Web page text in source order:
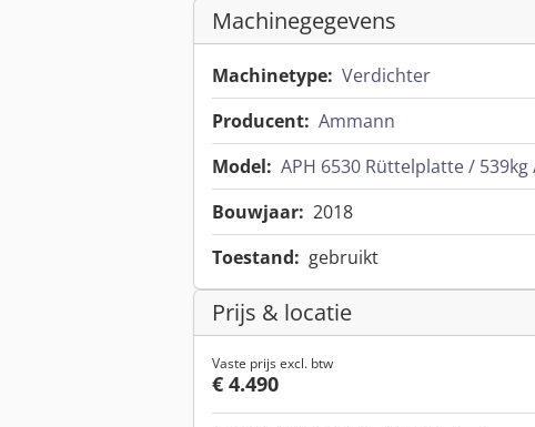
Machinegegevens
Machinetype: Verdichter
Producent: Ammann
Model: APH 6530 Rüttelplatte / 539kg
Bouwjaar: 2018
Toestand: gebruikt
Prijs & locatie
Vaste prijs excl. btw
€ 4.490